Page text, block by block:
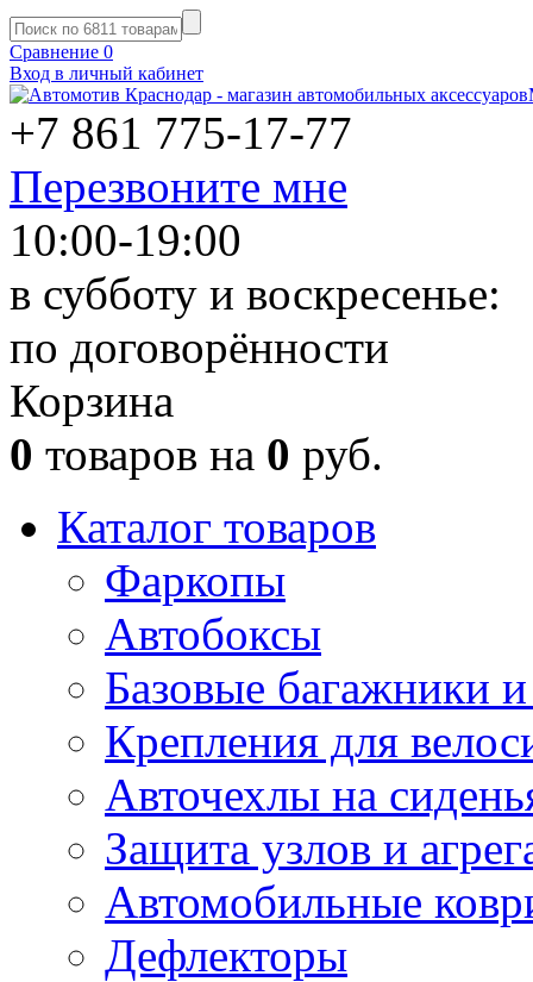
Сравнение 0
Вход в личный кабинет
+7 861 775-17-77
Перезвоните мне
10:00-19:00
в субботу и воскресенье:
по договорённости
Корзина
0 товаров на 0 руб.
Каталог товаров
Фаркопы
Автобоксы
Базовые багажники
Крепления для
Авточехлы на
Защита узлов и
Автомобильные
Дефлекторы